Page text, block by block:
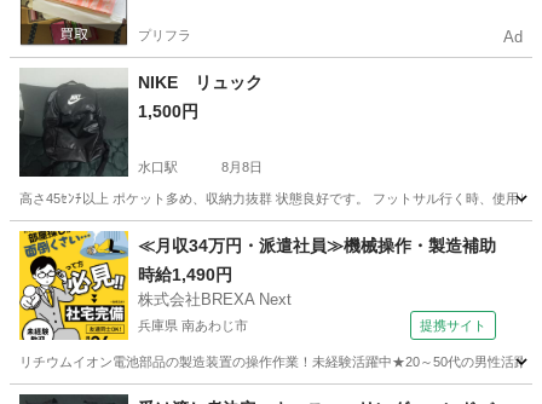
プリフラ Ad
NIKE リュック
1,500円
水口駅 8月8日
高さ45ｾﾝﾁ以上 ポケット多め、収納力抜群 状態良好です。 フットサル行く時、使用
滋賀 甲賀市 水口駅 バッグ
≪月収34万円・派遣社員≫機械操作・製造補助
時給1,490円
株式会社BREXA Next
兵庫県 南あわじ市 提携サイト
リチウムイオン電池部品の製造装置の操作作業！未経験活躍中★20～50代の男性活
兵庫 南あわじ市 その他